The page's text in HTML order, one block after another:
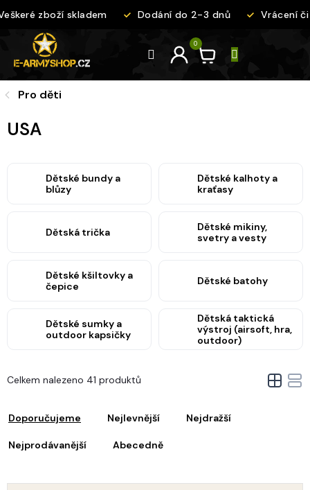
na
zboží skladem Dodání do 2-3 dnů Vrácení či
Pro děti
USA
Dětské bundy a
blůzy
Dětské kalhoty a
kraťasy
Dětská trička
Dětské mikiny,
svetry a vesty
Dětské kšiltovky a
čepice
Dětské batohy
Dětské sumky a
outdoor kapsičky
Dětská taktická
výstroj (airsoft, hra,
outdoor)
Doporučujeme Nejlevnější Nejdražší
Nejprodávanější Abecedně
Celkem nalezeno 41 produktů
V
ý
i
p
o